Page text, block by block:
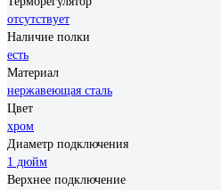
отсутствует
Наличие полки
есть
Материал
нержавеющая сталь
Цвет
хром
Диаметр подключения
1 дюйм
Верхнее подключение